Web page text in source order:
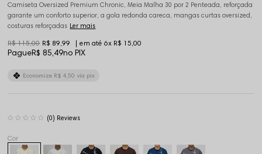
Camiseta Oversized Premium Chronic, Meia Malha 30 por 2 Penteada, reforçada
garante um conforto superior, a gola redonda careca, mangas curtas oversized,
costuras reforçadas Ler mais
PagueR$ 85,49no PIX
R$ 115,00 R$ 89,99 6x R$ 15,00
Economize R$ 4,50 via pix
(0)